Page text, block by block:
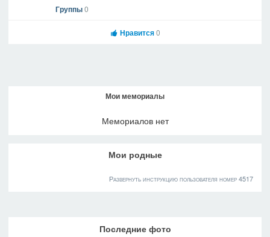
Группы0
Нравится0
Мои мемориалы
Мемориалов нет
Мои родные
Развернуть инструкцию пользователя номер 4517
Последние фото